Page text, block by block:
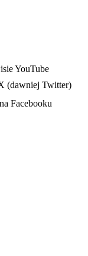
YouTube
(dawniej Twitter)
Facebooku